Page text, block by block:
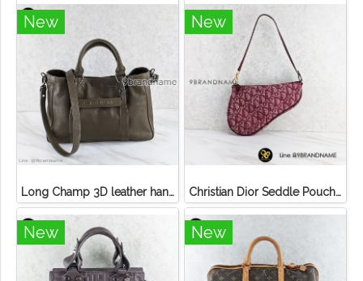
New
Long Champ 3D leather handbag
New
Christian Dior Seddle Pouch Accessory Hand Bag
New New